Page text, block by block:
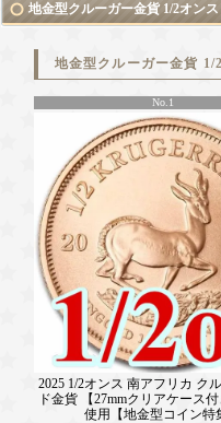
地金型クルーガー金貨 1/2オンス
地金型クルーガー金貨
No.1
2025 1/2オンス 南アフリカ ク
ド金貨 【27mmクリアケース
使用【地金型コイン特